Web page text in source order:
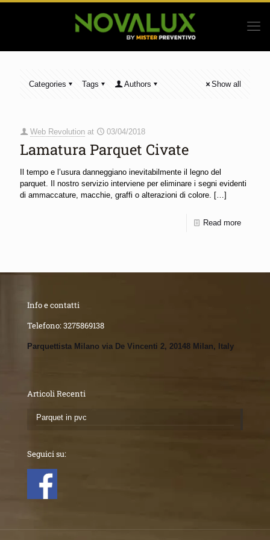
Categories Tags Authors Show all
Web Revolution at 03/04/2018
Lamatura Parquet Civate
Il tempo e l’usura danneggiano inevitabilmente il legno del
parquet. Il nostro servizio interviene per eliminare i segni evidenti
di ammaccature, macchie, graffi o alterazioni di colore. […]
Read more
Info e contatti
Telefono:3275869138
Parquettista Milano via De Vincenti 2, 20148 Milan, Italy
Articoli Recenti
Parquet in pvc
Seguici su: